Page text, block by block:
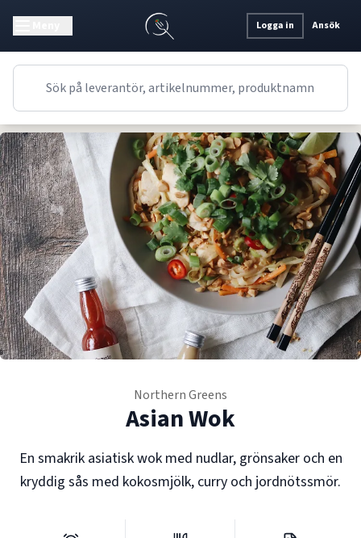
Logga in Ansök
Recept Lunch Asiatiskt Asian Wok
Northern Greens
Asian Wok
En smakrik asiatisk wok med nudlar, grönsaker och en
kryddig sås med kokosmjölk, curry och jordnötssmör.